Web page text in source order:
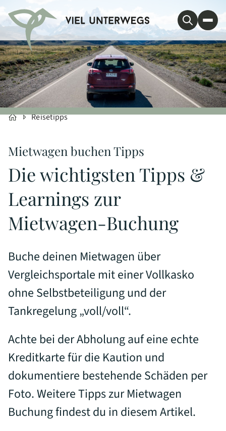
Reisetipps
Mietwagen buchen Tipps
Die wichtigsten Tipps &
Learnings zur
Mietwagen-Buchung
Buche deinen Mietwagen über
Vergleichsportale mit einer Vollkasko
ohne Selbstbeteiligung und der
Tankregelung „voll/voll“.
Achte bei der Abholung auf eine echte
Kreditkarte für die Kaution und
dokumentiere bestehende Schäden per
Foto. Weitere Tipps zur Mietwagen
Buchung findest du in diesem Artikel.